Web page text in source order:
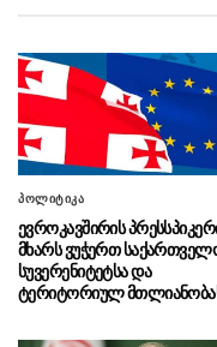
07.08 - 16:08
არ ჩაერიოს
შესახებ დაგეგმილ
07.08 - 15:47
საბრძოლველად
ჩავიდნენ
07.08 - 15:32
ძალებმა ესტონეთში
პოლიტიკა
ევროკავშირის
მხარს ვუჭერთ
სუვერენიტეტსა და
ტერიტორიულ